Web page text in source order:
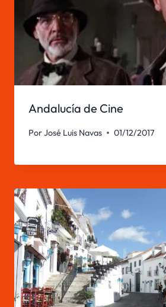
Andalucía de Cine
PorJosé Luis Navas 01/12/2017